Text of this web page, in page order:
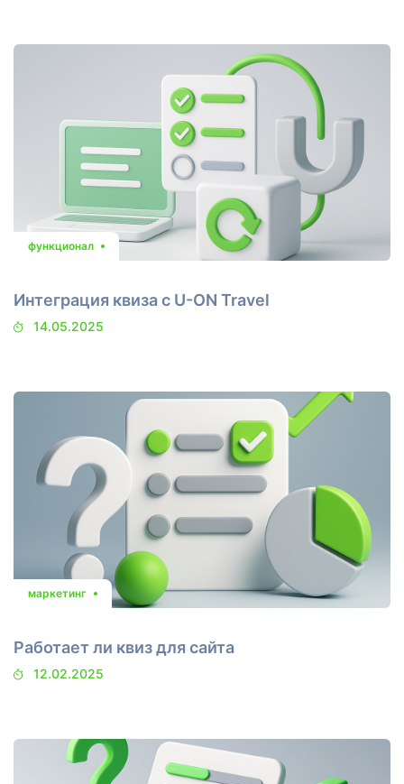
функционал
Интеграция квиза с U-ON Travel
14.05.2025
маркетинг
Работает ли квиз для сайта
12.02.2025